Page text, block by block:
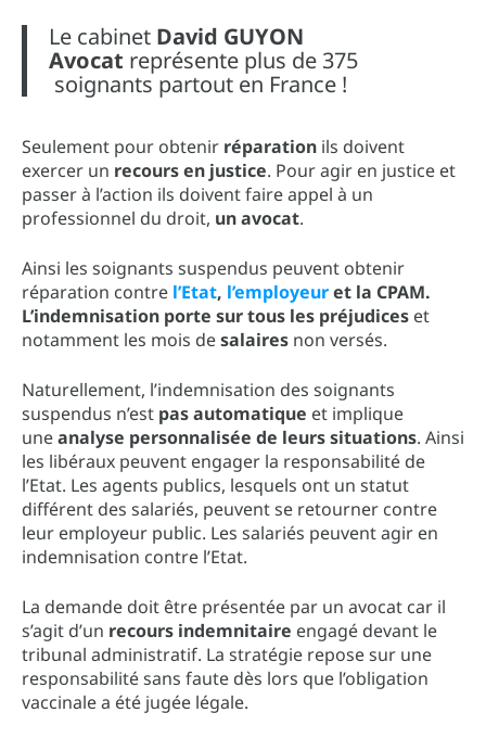
Le cabinet David GUYON
Avocat représente plus de 375
soignants partout en France !
Seulement pour obtenir réparation ils doivent
exercer un recours en justice. Pour agir en justice et
passer à l’action ils doivent faire appel à un
professionnel du droit, un avocat.
Ainsi les soignants suspendus peuvent obtenir
réparation contre l’Etat, l’employeuret la CPAM.
L’indemnisation porte sur tous les préjudices et
notamment les mois desalaires non versés.
Naturellement, l’indemnisation des soignants
suspendus n’est pas automatique et implique
uneanalyse personnalisée de leurs situations. Ainsi
les libéraux peuvent engager la responsabilité de
l’Etat. Les agents publics, lesquels ont un statut
différent des salariés, peuvent se retourner contre
leur employeur public. Les salariés peuvent agir en
indemnisation contre l’Etat.
La demande doit être présentée par un avocat car il
s’agit d’un recours indemnitaire engagé devant le
tribunal administratif. La stratégie repose sur une
responsabilité sans faute dès lors que l’obligation
vaccinale a été jugée légale.